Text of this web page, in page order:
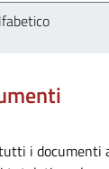
tutti i